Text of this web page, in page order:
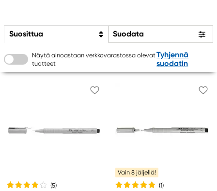
Suosittua Suodata
Näytä ainoastaan verkkovarastossa olevat
tuotteet
Tyhjennä
suodatin
(5)
Vain 8 jäljellä!
(1)